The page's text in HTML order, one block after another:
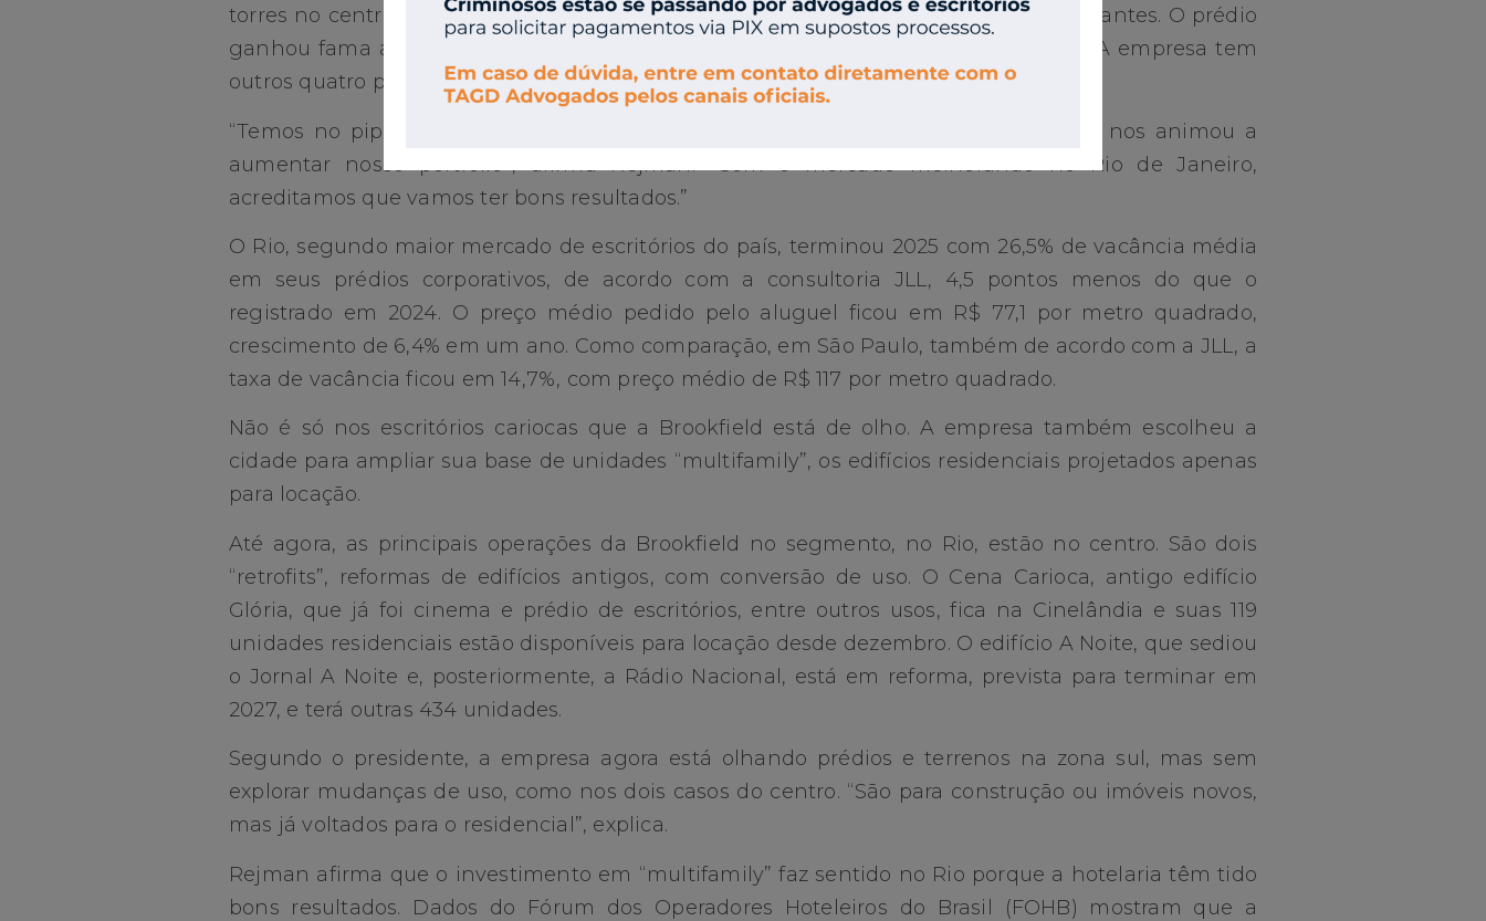
torres no centro da cidade, que tem atualmente 20 mil metros quadrados sem ocupantes. O prédio
ganhou fama ao figurar como cenário do “remake” da novela Vale Tudo, em 2025. A empresa tem
outros quatro prédios na cidade, totalmente ocupados.
“Temos no pipeline algumas locações importantes para fechar lá [Ventura], e isso nos animou a
aumentar nosso portfólio”, afirma Rejman. “Com o mercado melhorando no Rio de Janeiro,
acreditamos que vamos ter bons resultados.”
O Rio, segundo maior mercado de escritórios do país, terminou 2025 com 26,5% de vacância média
em seus prédios corporativos, de acordo com a consultoria JLL, 4,5 pontos menos do que o
registrado em 2024. O preço médio pedido pelo aluguel ficou em R$ 77,1 por metro quadrado,
crescimento de 6,4% em um ano. Como comparação, em São Paulo, também de acordo com a JLL, a
taxa de vacância ficou em 14,7%, com preço médio de R$ 117 por metro quadrado.
Não é só nos escritórios cariocas que a Brookfield está de olho. A empresa também escolheu a
cidade para ampliar sua base de unidades “multifamily”, os edifícios residenciais projetados apenas
para locação.
Até agora, as principais operações da Brookfield no segmento, no Rio, estão no centro. São dois
“retrofits”, reformas de edifícios antigos, com conversão de uso. O Cena Carioca, antigo edifício
Glória, que já foi cinema e prédio de escritórios, entre outros usos, fica na Cinelândia e suas 119
unidades residenciais estão disponíveis para locação desde dezembro. O edifício A Noite, que sediou
o Jornal A Noite e, posteriormente, a Rádio Nacional, está em reforma, prevista para terminar em
2027, e terá outras 434 unidades.
Segundo o presidente, a empresa agora está olhando prédios e terrenos na zona sul, mas sem
explorar mudanças de uso, como nos dois casos do centro. “São para construção ou imóveis novos,
mas já voltados para o residencial”, explica.
Rejman afirma que o investimento em “multifamily” faz sentido no Rio porque a hotelaria têm tido
bons resultados. Dados do Fórum dos Operadores Hoteleiros do Brasil (FOHB) mostram que a